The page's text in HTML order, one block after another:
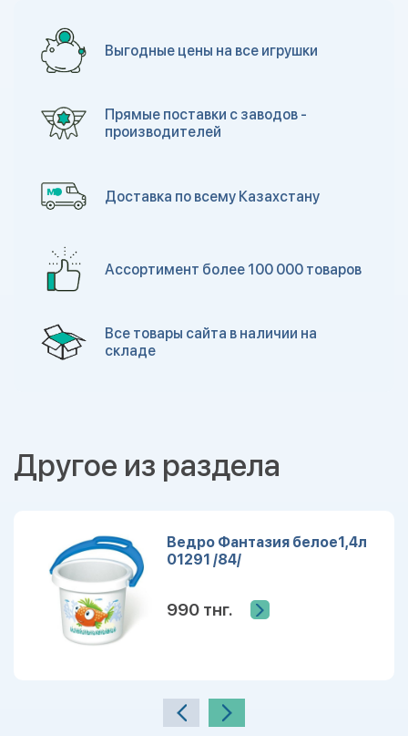
Выгодные цены на все игрушки
Прямые поставки с заводов -
производителей
Доставка по всему Казахстану
Ассортимент более 100 000 товаров
Все товары сайта в наличии на
складе
Другое из раздела
Ведро Фантазия белое1,4л
01291 /84/
990 тнг.